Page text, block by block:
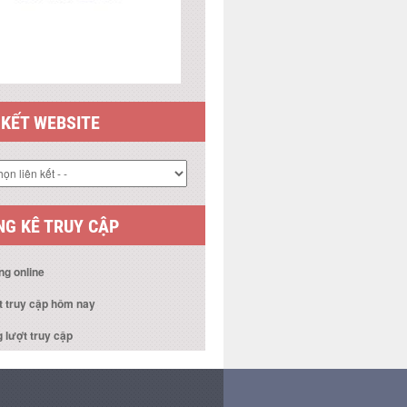
WEBSITE
KÊ TRUY CẬP
online
truy cập hôm nay
lượt truy cập